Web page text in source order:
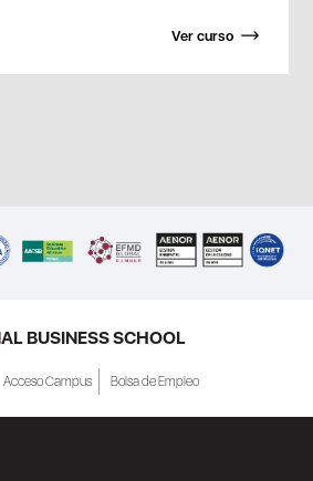
Ver curso
BUSINESS SCHOOL
Acceso Campus Bolsa de Empleo